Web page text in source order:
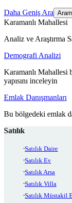
Daha Geniş Ara
Karamanlı Mahallesi
Analiz ve Araştırma
Demografi Analizi
Karamanlı Mahallesi
yapısını inceleyin
Emlak Danışmanları
Bu bölgedeki emlak
Satılık
Satılık Daire
Satılık Ev
Satılık Arsa
Satılık Villa
Satılık Müstakil